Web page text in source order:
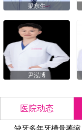
梁东生
尹泓博
医院动态